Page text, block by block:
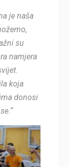
je naša
su
namjera
koja
donosi